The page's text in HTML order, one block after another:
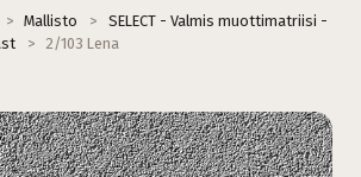
> Mallisto >
SELECT - Valmis muottimatriisi -
> 2/103 Lena